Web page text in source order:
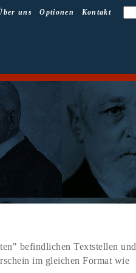
uns Optionen Kontakt
befindlichen Textstellen und
im gleichen Format wie